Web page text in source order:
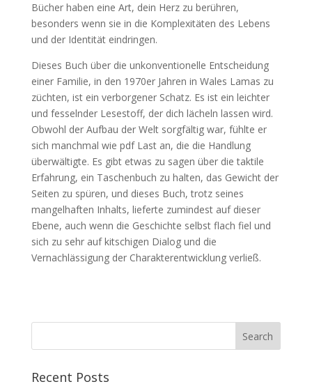
Bücher haben eine Art, dein Herz zu berühren,
besonders wenn sie in die Komplexitäten des Lebens
und der Identität eindringen.
Dieses Buch über die unkonventionelle Entscheidung
einer Familie, in den 1970er Jahren in Wales Lamas zu
züchten, ist ein verborgener Schatz. Es ist ein leichter
und fesselnder Lesestoff, der dich lächeln lassen wird.
Obwohl der Aufbau der Welt sorgfältig war, fühlte er
sich manchmal wie pdf Last an, die die Handlung
überwältigte. Es gibt etwas zu sagen über die taktile
Erfahrung, ein Taschenbuch zu halten, das Gewicht der
Seiten zu spüren, und dieses Buch, trotz seines
mangelhaften Inhalts, lieferte zumindest auf dieser
Ebene, auch wenn die Geschichte selbst flach fiel und
sich zu sehr auf kitschigen Dialog und die
Vernachlässigung der Charakterentwicklung verließ.
Recent Posts